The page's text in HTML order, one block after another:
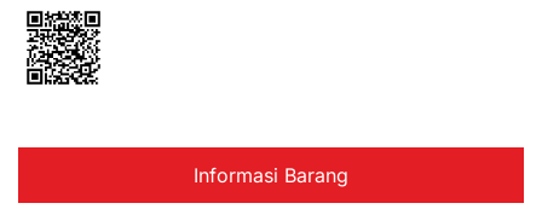
Informasi Barang